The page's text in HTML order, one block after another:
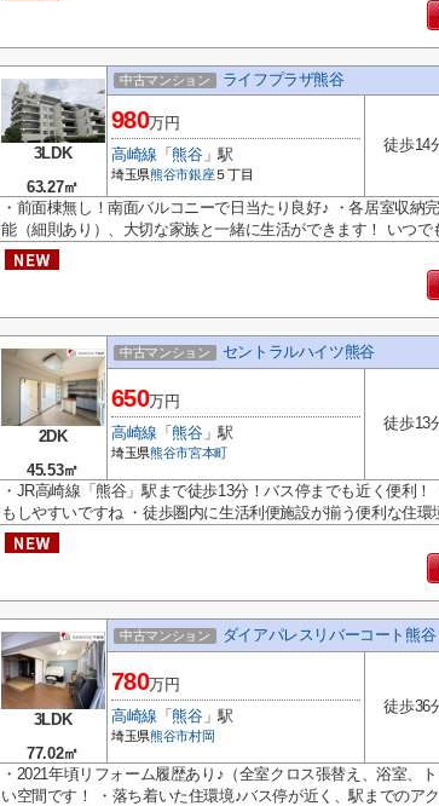
3LDK
63.27㎡
中古マンション ライフプラザ熊谷
980万円
高崎線 「熊谷」駅
埼玉県熊谷市銀座５丁目
徒歩14
・前面棟無し！南面バルコニーで日当たり良好♪ ・各居室収納
能（細則あり）、大切な家族と一緒に生活ができます！ いつで
2DK
45.53㎡
中古マンション セントラルハイツ熊谷
650万円
高崎線 「熊谷」駅
埼玉県熊谷市宮本町
徒歩13
・JR高崎線「熊谷」駅まで徒歩13分！バス停までも近く便利
もしやすいですね ・徒歩圏内に生活利便施設が揃う便利な住環
3LDK
77.02㎡
中古マンション ダイアパレスリバーコート熊谷
780万円
高崎線 「熊谷」駅
埼玉県熊谷市村岡
徒歩36
・2021年頃リフォーム履歴あり♪（全室クロス張替え、浴室、
い空間です！ ・落ち着いた住環境♪バス停が近く、駅までのア